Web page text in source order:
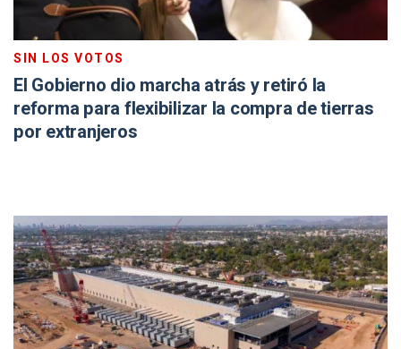
SIN LOS VOTOS
El Gobierno dio marcha atrás y retiró la
reforma para flexibilizar la compra de tierras
por extranjeros